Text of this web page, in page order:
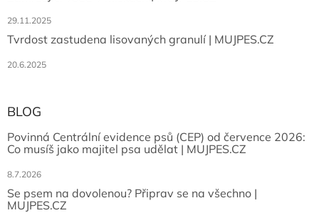
29.11.2025
Tvrdost zastudena lisovaných granulí | MUJPES.CZ
20.6.2025
BLOG
Povinná Centrální evidence psů (CEP) od července 2026:
Co musíš jako majitel psa udělat | MUJPES.CZ
8.7.2026
Se psem na dovolenou? Připrav se na všechno |
MUJPES.CZ